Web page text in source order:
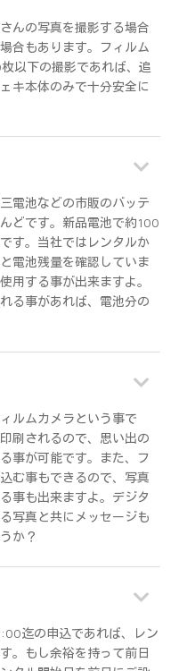
んの写真を撮影する場合
合もあります。フィルム
以下の撮影であれば、追
キ本体のみで十分安全に
電池などの市販のバッテ
どです。新品電池で約100
す。当社ではレンタルか
電池残量を確認していま
用する事が出来ますよ。
る事があれば、電池分の
ルムカメラという事で
刷されるので、思い出の
事が可能です。また、フ
む事もできるので、写真
事も出来ますよ。デジタ
写真と共にメッセージも
か？
迄の申込であれば、レン
。もし余裕を持って前日